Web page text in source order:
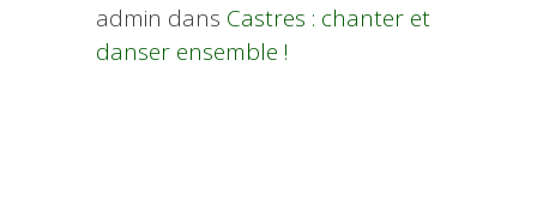
admin dans Castres : chanter et
danser ensemble !